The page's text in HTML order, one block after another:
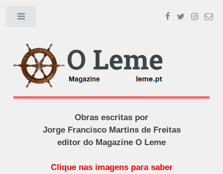
Obras escritas por
Jorge Francisco Martins de Freitas
editor do Magazine O Leme
Clique nas imagens para saber